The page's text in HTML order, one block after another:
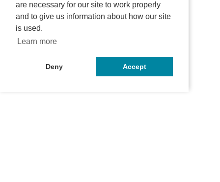
are necessary for our site to work properly
and to give us information about how our site
is used.
Learn more
Deny Accept